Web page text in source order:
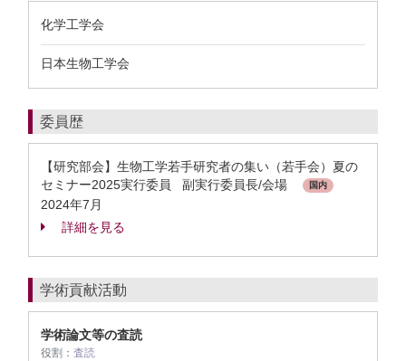
化学工学会
日本生物工学会
委員歴
【研究部会】生物工学若手研究者の集い（若手会）夏の
セミナー2025実行委員 副実行委員長/会場
国内
2024年7月
詳細を見る
学術貢献活動
学術論文等の査読
役割： 査読